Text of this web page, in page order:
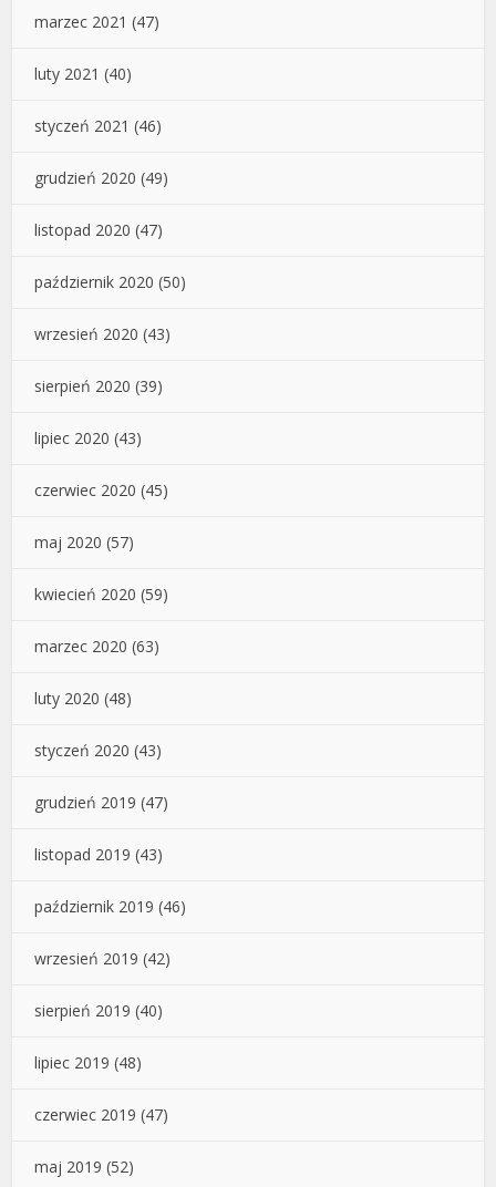
marzec 2021 (47)
luty 2021 (40)
styczeń 2021 (46)
grudzień 2020 (49)
listopad 2020 (47)
październik 2020 (50)
wrzesień 2020 (43)
sierpień 2020 (39)
lipiec 2020 (43)
czerwiec 2020 (45)
maj 2020 (57)
kwiecień 2020 (59)
marzec 2020 (63)
luty 2020 (48)
styczeń 2020 (43)
grudzień 2019 (47)
listopad 2019 (43)
październik 2019 (46)
wrzesień 2019 (42)
sierpień 2019 (40)
lipiec 2019 (48)
czerwiec 2019 (47)
maj 2019 (52)